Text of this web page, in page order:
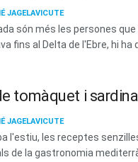
JAGELAVICUTE
són més les persones
fins al Delta de l'Ebre, hi
tomàquet i
JAGELAVICUTE
l'estiu, les receptes
de la gastronomia